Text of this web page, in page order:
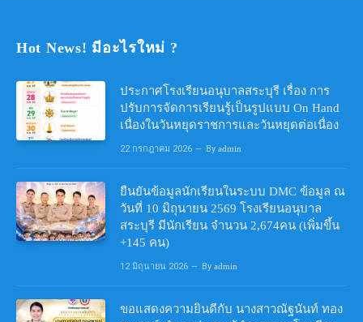
Hot News! มีอะไรใหม่ ?
ประกาศโรงเรียนอนุบาลสระบุรี เรื่อง การ
ปรับการจัดการเรียนรู้เป็นรูปแบบ On Hand
เนื่องในวันหยุดราชการและวันหยุดต่อเนื่อง
22 กรกฎาคม 2026 By admin
ยืนยันข้อมูลนักเรียนในระบบ DMC ข้อมูล ณ
วันที่ 10 มิถุนายน 2569 โรงเรียนอนุบาล
สระบุรี มีนักเรียน จำนวน 2,674คน (เพิ่มขึ้น
+145 คน)
12 มิถุนายน 2026 By admin
ขอแสดงความยินดีกับ นางสาวณัฐนันท์ ทอง